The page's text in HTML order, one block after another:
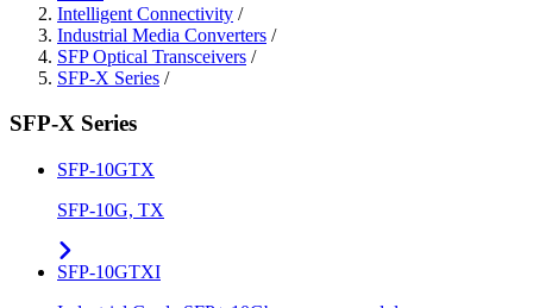
Intelligent Connectivity /
Industrial Media Converters /
SFP Optical Transceivers /
SFP-X Series /
SFP-X Series
SFP-10GTX
SFP-10G, TX
SFP-10GTXI